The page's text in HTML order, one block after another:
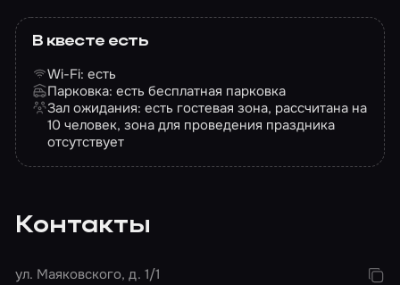
В квесте есть
Wi-Fi: есть
Парковка: есть бесплатная парковка
Зал ожидания: есть гостевая зона, рассчитана на
10 человек, зона для проведения праздника
отсутствует
Контакты
ул. Маяковского, д. 1/1